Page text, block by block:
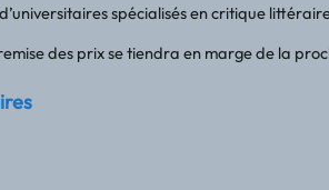
spécialisés en critique
des prix se tiendra en marge de la